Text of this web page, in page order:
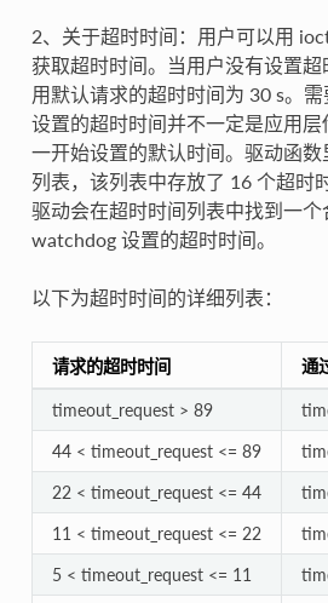
2、关于超时时间：用户可以用
获取超时时间。当用户没有设置
用默认请求的超时时间为 30 s。
设置的超时时间并不一定是应用
一开始设置的默认时间。驱动函
列表，该列表中存放了 16 个超时
驱动会在超时时间列表中找到一
watchdog 设置的超时时间。
以下为超时时间的详细列表：
请求的超时时间 通
timeout_request > 89
44 < timeout_request <= 89
22 < timeout_request <= 44
11 < timeout_request <= 22
5 < timeout_request <= 11